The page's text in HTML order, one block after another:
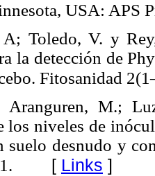
USA: APS
A; Toledo, V. y
la detección de
Fitosanidad
Aranguren, M.;
los niveles de
suelo desnudo y
[ Links ]